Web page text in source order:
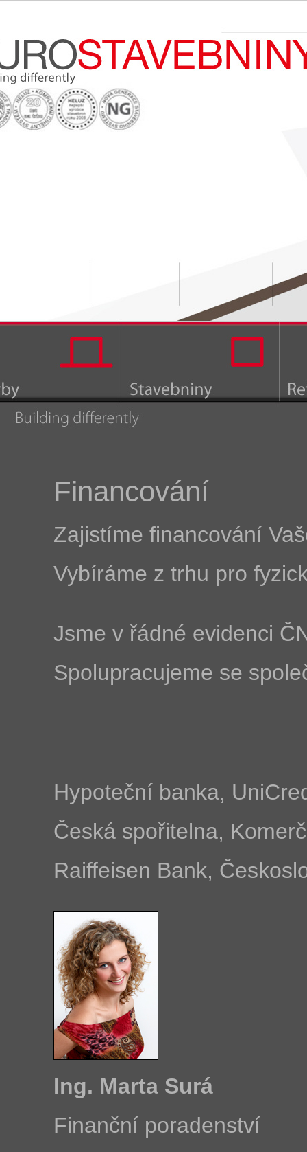
Financování
Zajistíme financování
Vybíráme z trhu pro
Jsme v řádné evidenci
Spolupracujeme se
Hypoteční banka,
Česká spořitelna,
Raiffeisen Bank,
Ing. Marta Surá
Finanční poradenství